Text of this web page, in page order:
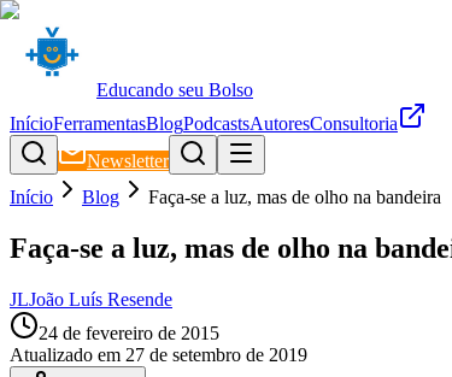
Educando seu Bolso
InícioFerramentasBlogPodcastsAutoresConsultoria
Newsletter
Início
Blog Faça-se a luz, mas de olho na bandeira
Faça-se a luz, mas de olho na
JLJoão Luís Resende
24 de fevereiro de 2015
Atualizado em 27 de setembro de 2019